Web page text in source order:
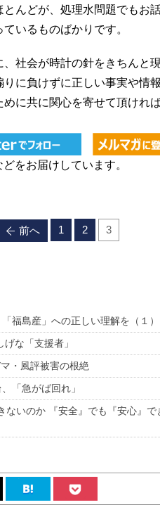
んどが、処理水問題でもお
いるものばかりです。
社会が時計の針をきちんと
に負けずに正しい事実や情
に共に関心を寄せて頂ければ
どをお届けしています。
前へ 1 2 3
福島産」への正しい理解を（１）
な「支援者」
・風評被害の根絶
「急がば回れ」
ないのか 『安全』でも『安心』で